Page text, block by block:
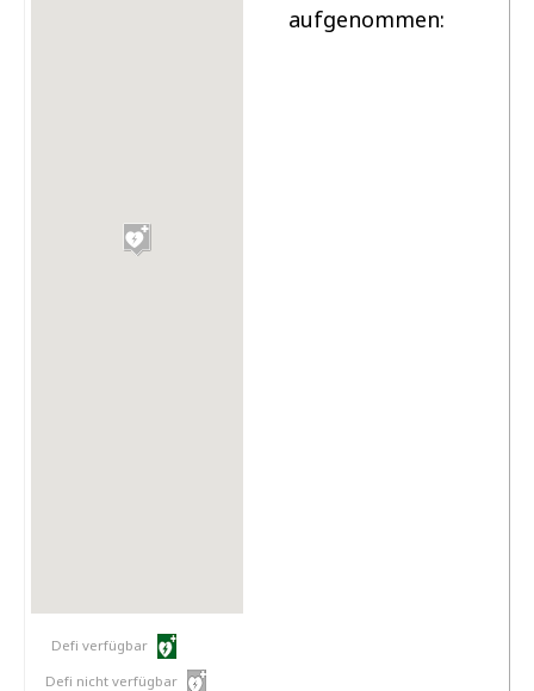
Defi verfügbar
Defi nicht verfügbar
aufgenommen: